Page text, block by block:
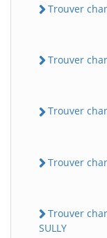
Trouver
Trouver
Trouver
Trouver
Trouver
SULLY